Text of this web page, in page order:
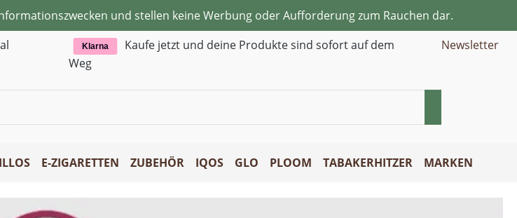
und stellen keine Werbung oder Aufforderung zum Rauchen dar.
Klarna
Kaufe jetzt und deine Produkte sind sofort auf dem
Weg
Newsletter
E-ZIGARETTEN ZUBEHÖR IQOS GLO PLOOM TABAKERHITZER MARKEN